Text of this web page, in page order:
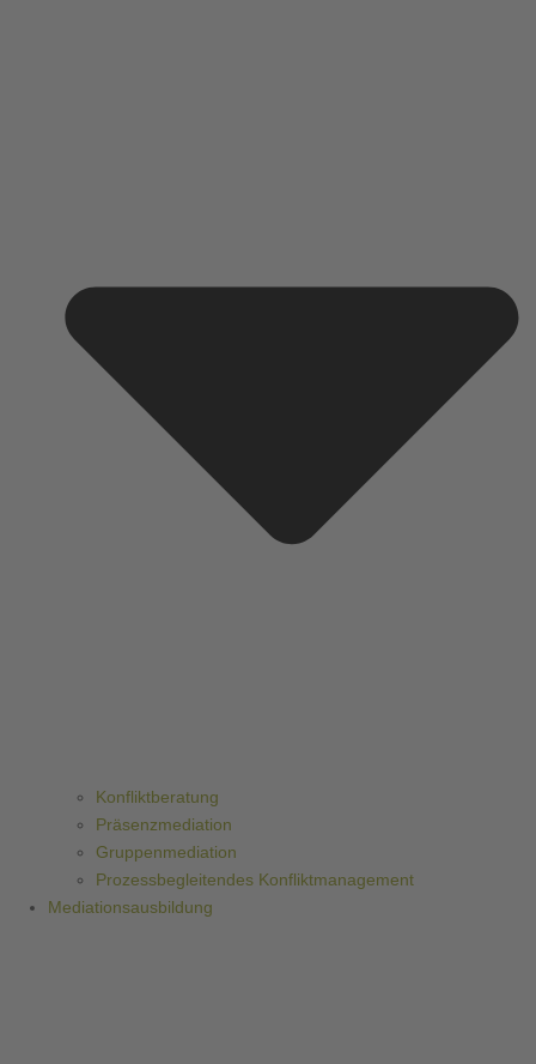
Konfliktberatung
Präsenzmediation
Gruppenmediation
Prozessbegleitendes Konfliktmanagement
Mediationsausbildung